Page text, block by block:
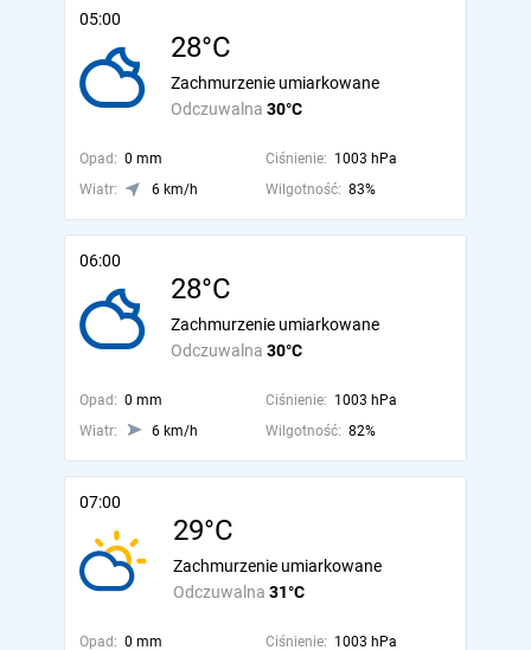
05:00
28°C
Odczuwalna 30°C
Zachmurzenie umiarkowane
Opad: 0 mm Ciśnienie: 1003 hPa
Wiatr:
6 km/h Wilgotność: 83%
06:00
28°C
Odczuwalna 30°C
Zachmurzenie umiarkowane
Opad: 0 mm Ciśnienie: 1003 hPa
Wiatr:
6 km/h Wilgotność: 82%
07:00
29°C
Odczuwalna 31°C
Zachmurzenie umiarkowane
Opad: 0 mm Ciśnienie: 1003 hPa